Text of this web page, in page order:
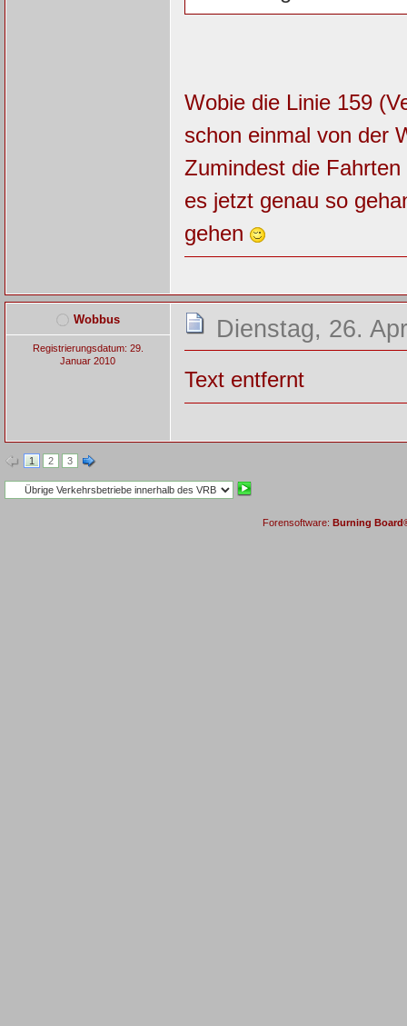
Wobie die Linie 159
schon einmal von der
Zumindest die
es jetzt genau so
gehen
Wobbus
Registrierungsdatum: 29.
Januar 2010
Dienstag, 26.
Text entfernt
1 2 3
Forensoftware: Burning